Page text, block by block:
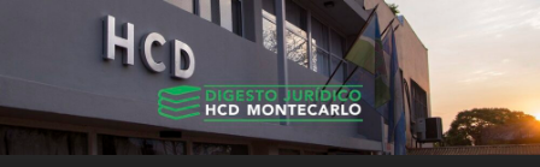
Digesto HCD Montecarlo
Digesto Jurídico Consolidado